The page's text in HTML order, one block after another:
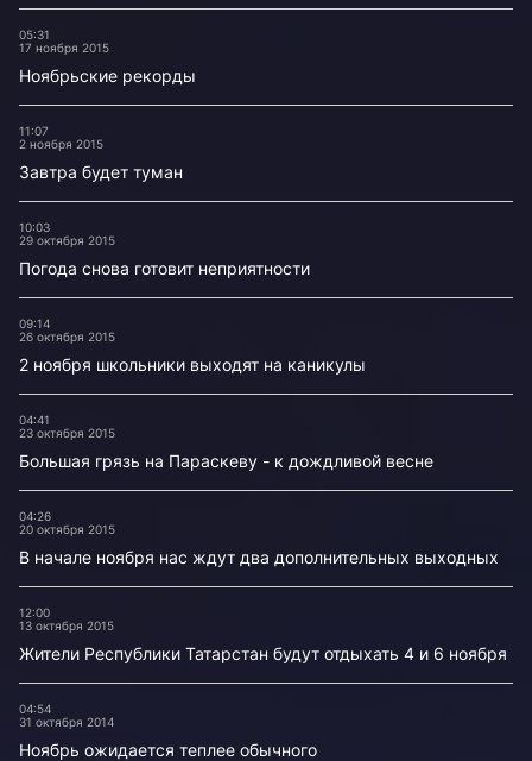
05:31
17 ноября 2015
Ноябрьские рекорды
11:07
2 ноября 2015
Завтра будет туман
10:03
29 октября 2015
Погода снова готовит неприятности
09:14
26 октября 2015
2 ноября школьники выходят на каникулы
04:41
23 октября 2015
Большая грязь на Параскеву - к дождливой весне
04:26
20 октября 2015
В начале ноября нас ждут два дополнительных выходных
12:00
13 октября 2015
Жители Республики Татарстан будут отдыхать 4 и 6 ноября
04:54
31 октября 2014
Ноябрь ожидается теплее обычного